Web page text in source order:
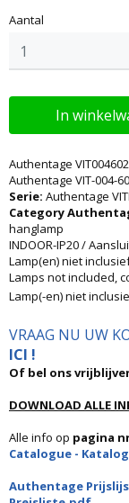
Aantal
In
Authentage
Authentage VIT-004-
Serie: Authentage
Category
hanglamp
INDOOR-IP20 /
Lamp(en) niet
Lamps not included,
Lamp(-en) niet
VRAAG NU UW
ICI !
Of bel ons
DOWNLOAD ALLE
Alle info op pagina
Catalogue -
Authentage